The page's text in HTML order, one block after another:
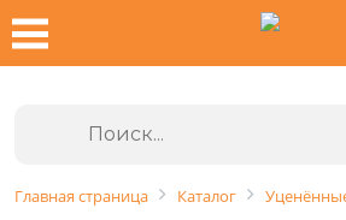
Главная страница Каталог